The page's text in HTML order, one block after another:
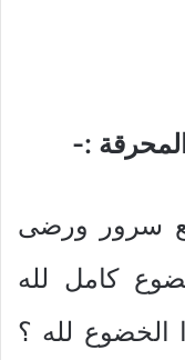
:-
سرور ورضى
كامل لله
الخضوع لله ؟